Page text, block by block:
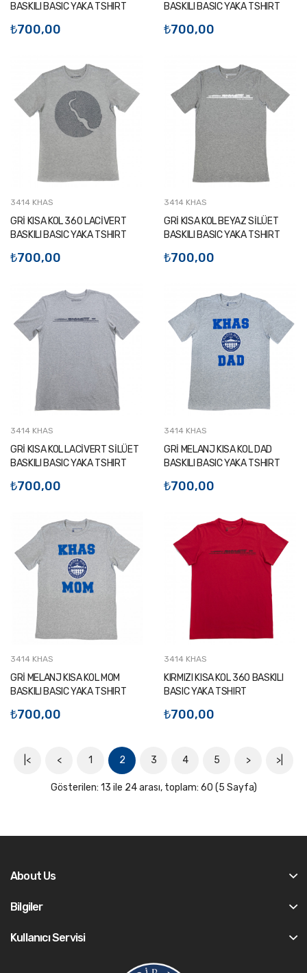
BASKILI BASIC YAKA TSHIRT
₺700,00
BASKILI BASIC YAKA TSHIRT
₺700,00
3414 KHAS
GRİ KISA KOL 360 LACİVERT
BASKILI BASIC YAKA TSHIRT
₺700,00
3414 KHAS
GRİ KISA KOL BEYAZ SİLÜET
BASKILI BASIC YAKA TSHIRT
₺700,00
3414 KHAS
GRİ KISA KOL LACİVERT SİLÜET
BASKILI BASIC YAKA TSHIRT
₺700,00
3414 KHAS
GRİ MELANJ KISA KOL DAD
BASKILI BASIC YAKA TSHIRT
₺700,00
3414 KHAS
GRİ MELANJ KISA KOL MOM
BASKILI BASIC YAKA TSHIRT
₺700,00
3414 KHAS
KIRMIZI KISA KOL 360 BASKILI
BASIC YAKA TSHIRT
₺700,00
|< < 1 2 3 4 5 > >|
Gösterilen: 13 ile 24 arası, toplam: 60 (5 Sayfa)
About Us
Bilgiler
Kullanıcı Servisi